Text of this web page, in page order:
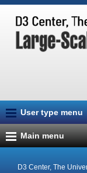
User type menu
Main menu
D3 Center, The